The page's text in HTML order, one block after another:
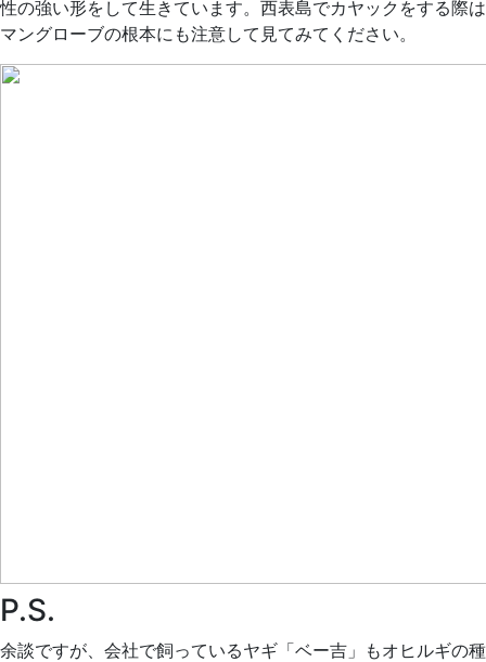
性の強い形をして生きています。西表島でカヤックをする際は
マングローブの根本にも注意して見てみてください。
P.S.
余談ですが、会社で飼っているヤギ「ベー吉」もオヒルギの種